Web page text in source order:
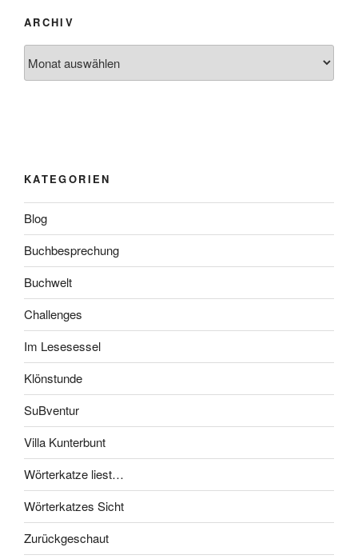
ARCHIV
KATEGORIEN
Blog
Buchbesprechung
Buchwelt
Challenges
Im Lesesessel
Klönstunde
SuBventur
Villa Kunterbunt
Wörterkatze liest…
Wörterkatzes Sicht
Zurückgeschaut